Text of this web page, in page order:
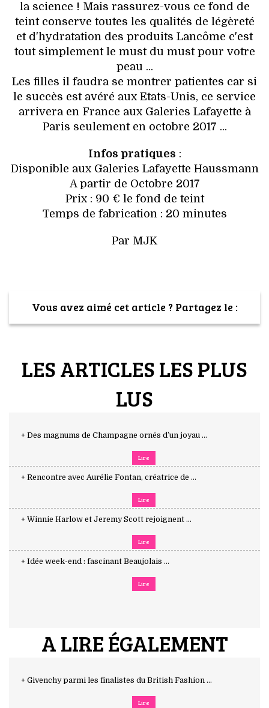
la science ! Mais rassurez-vous ce fond de
teint conserve toutes les qualités de légèreté
et d'hydratation des produits Lancôme c'est
tout simplement le must du must pour votre
peau ...
Les filles il faudra se montrer patientes car si
le succès est avéré aux Etats-Unis, ce service
arrivera en France aux Galeries Lafayette à
Paris seulement en octobre 2017 ...
Infos pratiques :
Disponible aux Galeries Lafayette Haussmann
A partir de Octobre 2017
Prix : 90 € le fond de teint
Temps de fabrication : 20 minutes
Par MJK
Vous avez aimé cet article ? Partagez le :
LES ARTICLES LES PLUS
LUS
+ Des magnums de Champagne ornés d’un joyau ...
Lire
+ Rencontre avec Aurélie Fontan, créatrice de ...
Lire
+ Winnie Harlow et Jeremy Scott rejoignent ...
Lire
+ Idée week-end : fascinant Beaujolais ...
Lire
A LIRE ÉGALEMENT
+ Givenchy parmi les finalistes du British Fashion ...
Lire